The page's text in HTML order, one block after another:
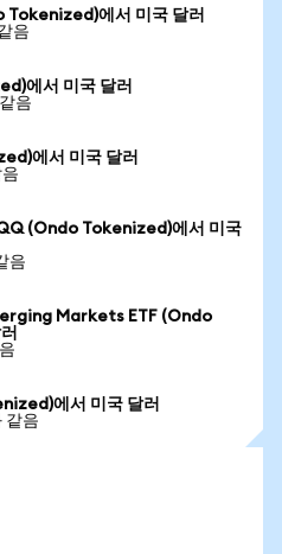
에서 미국 달러
음
에서 미국 달러
음
에서 미국 달러
(Ondo Tokenized)에서 미국
음
Markets ETF (Ondo
에서 미국 달러
같음